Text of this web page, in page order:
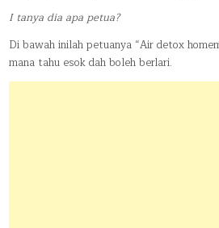
I tanya dia apa petua?
Di bawah inilah petuanya “Air detox
mana tahu esok dah boleh berlari.